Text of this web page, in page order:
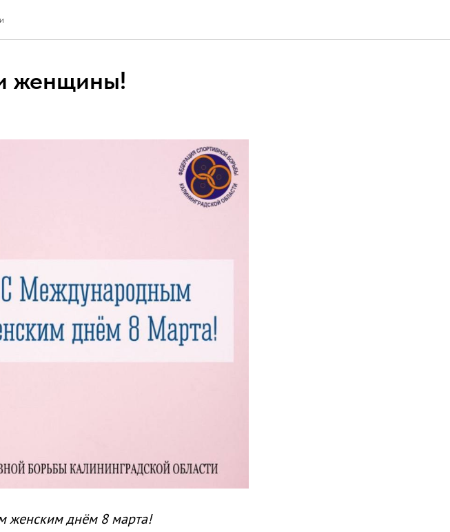
женщины!
женским днём 8 марта!